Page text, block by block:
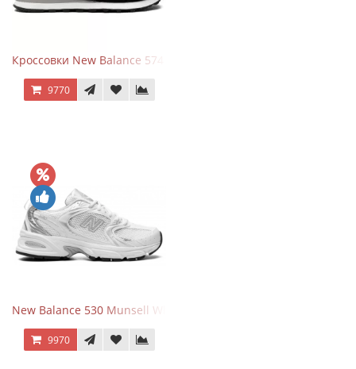
Кроссовки New Balance 574 Evergreen Black
9770
New Balance 530 Munsell White Silver
9970